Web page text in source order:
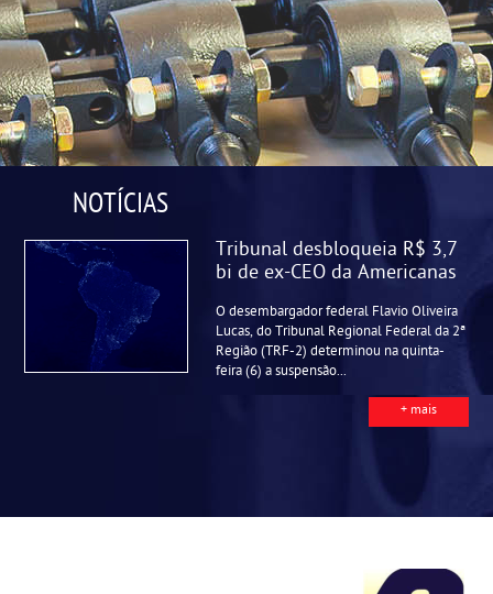
NOTÍCIAS
Tribunal desbloqueia R$ 3,7
bi de ex-CEO da Americanas
O desembargador federal Flavio Oliveira
Lucas, do Tribunal Regional Federal da 2ª
Região (TRF-2) determinou na quinta-
feira (6) a suspensão...
+ mais